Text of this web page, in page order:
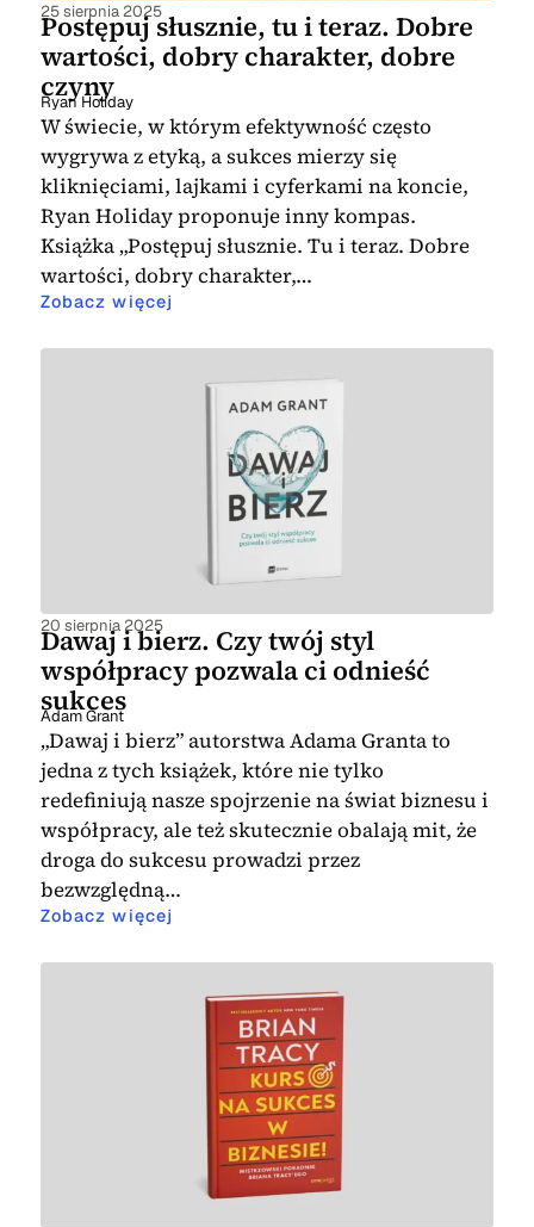
25 sierpnia 2025
Postępuj słusznie, tu i teraz. Dobre
wartości, dobry charakter, dobre
czyny
Ryan Holiday
W świecie, w którym efektywność często
wygrywa z etyką, a sukces mierzy się
kliknięciami, lajkami i cyferkami na koncie,
Ryan Holiday proponuje inny kompas.
Książka „Postępuj słusznie. Tu i teraz. Dobre
wartości, dobry charakter,…
Zobacz więcej
20 sierpnia 2025
Dawaj i bierz. Czy twój styl
współpracy pozwala ci odnieść
sukces
Adam Grant
„Dawaj i bierz” autorstwa Adama Granta to
jedna z tych książek, które nie tylko
redefiniują nasze spojrzenie na świat biznesu i
współpracy, ale też skutecznie obalają mit, że
droga do sukcesu prowadzi przez
bezwzględną…
Zobacz więcej